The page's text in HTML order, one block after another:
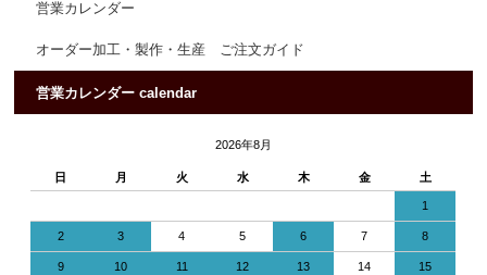
営業カレンダー
オーダー加工・製作・生産 ご注文ガイド
営業カレンダー calendar
2026年8月
日 月 火 水 木 金 土
1
2 3 4 5 6 7 8
9 10 11 12 13 14 15